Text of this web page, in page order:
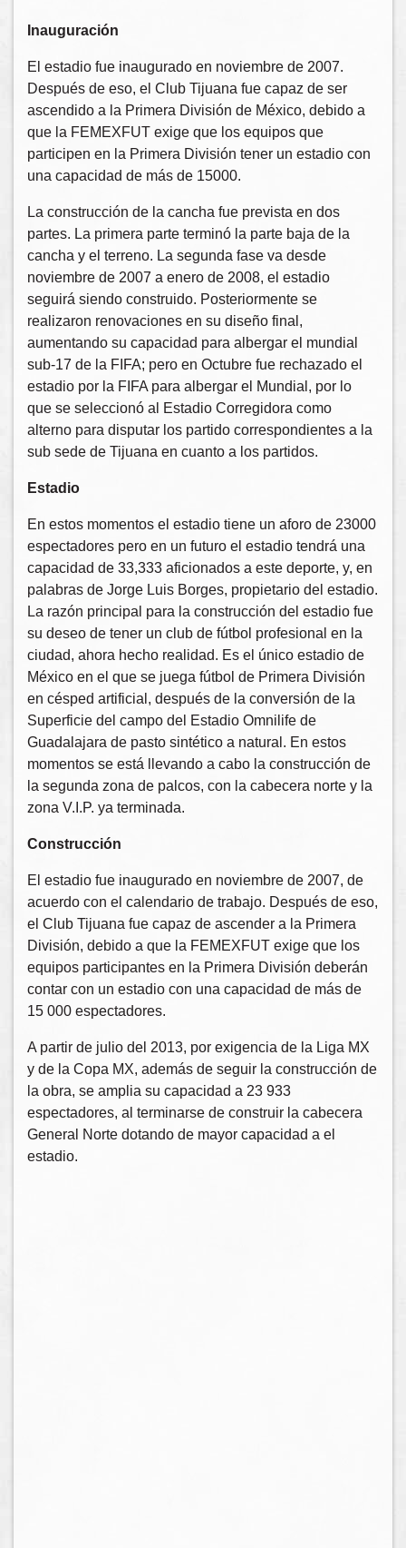
Inauguración
El estadio fue inaugurado en noviembre de 2007.
Después de eso, el Club Tijuana fue capaz de ser
ascendido a la Primera División de México, debido a
que la FEMEXFUT exige que los equipos que
participen en la Primera División tener un estadio con
una capacidad de más de 15000.
La construcción de la cancha fue prevista en dos
partes. La primera parte terminó la parte baja de la
cancha y el terreno. La segunda fase va desde
noviembre de 2007 a enero de 2008, el estadio
seguirá siendo construido. Posteriormente se
realizaron renovaciones en su diseño final,
aumentando su capacidad para albergar el mundial
sub-17 de la FIFA; pero en Octubre fue rechazado el
estadio por la FIFA para albergar el Mundial, por lo
que se seleccionó al Estadio Corregidora como
alterno para disputar los partido correspondientes a la
sub sede de Tijuana en cuanto a los partidos.
Estadio
En estos momentos el estadio tiene un aforo de 23000
espectadores pero en un futuro el estadio tendrá una
capacidad de 33,333 aficionados a este deporte, y, en
palabras de Jorge Luis Borges, propietario del estadio.
La razón principal para la construcción del estadio fue
su deseo de tener un club de fútbol profesional en la
ciudad, ahora hecho realidad. Es el único estadio de
México en el que se juega fútbol de Primera División
en césped artificial, después de la conversión de la
Superficie del campo del Estadio Omnilife de
Guadalajara de pasto sintético a natural. En estos
momentos se está llevando a cabo la construcción de
la segunda zona de palcos, con la cabecera norte y la
zona V.I.P. ya terminada.
Construcción
El estadio fue inaugurado en noviembre de 2007, de
acuerdo con el calendario de trabajo. Después de eso,
el Club Tijuana fue capaz de ascender a la Primera
División, debido a que la FEMEXFUT exige que los
equipos participantes en la Primera División deberán
contar con un estadio con una capacidad de más de
15 000 espectadores.
A partir de julio del 2013, por exigencia de la Liga MX
y de la Copa MX, además de seguir la construcción de
la obra, se amplia su capacidad a 23 933
espectadores, al terminarse de construir la cabecera
General Norte dotando de mayor capacidad a el
estadio.